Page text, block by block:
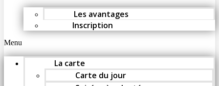
Les avantages
Inscription
Menu
La carte
Carte du jour